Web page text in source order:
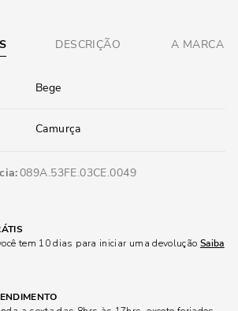
DESCRIÇÃO A MARCA
Bege
Camurça
089A.53FE.03CE.0049
tem 10 dias para iniciar uma devolução Saiba